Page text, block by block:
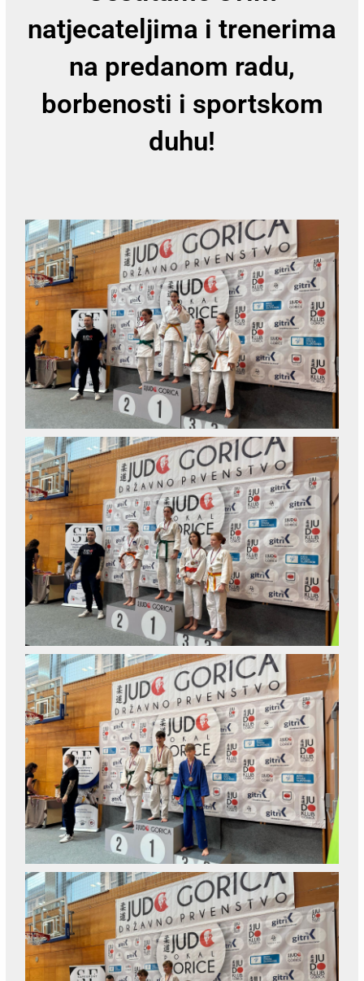
natjecateljima i trenerima
na predanom radu,
borbenosti i sportskom
duhu!